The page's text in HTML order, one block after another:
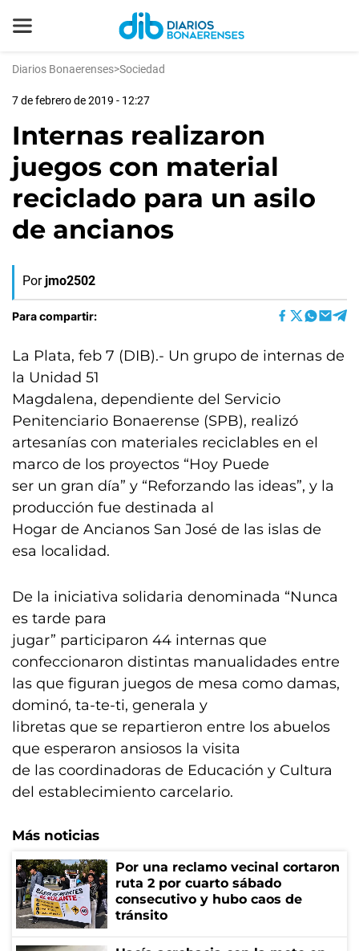
Diarios Bonaerenses>Sociedad
7 de febrero de 2019 - 12:27
Internas realizaron
juegos con material
reciclado para un asilo
de ancianos
Por jmo2502
Para compartir:
La Plata, feb 7 (DIB).- Un grupo de internas de
la Unidad 51
Magdalena, dependiente del Servicio
Penitenciario Bonaerense (SPB), realizó
artesanías con materiales reciclables en el
marco de los proyectos “Hoy Puede
ser un gran día” y “Reforzando las ideas”, y la
producción fue destinada al
Hogar de Ancianos San José de las islas de
esa localidad.
De la iniciativa solidaria denominada “Nunca
es tarde para
jugar” participaron 44 internas que
confeccionaron distintas manualidades entre
las que figuran juegos de mesa como damas,
dominó, ta-te-ti, generala y
libretas que se repartieron entre los abuelos
que esperaron ansiosos la visita
de las coordinadoras de Educación y Cultura
del establecimiento carcelario.
Más noticias
Por una reclamo vecinal cortaron
ruta 2 por cuarto sábado
consecutivo y hubo caos de
tránsito